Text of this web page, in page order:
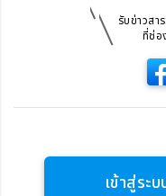
รับข่าวสา
ที่ช่อ
เข้าสู่ร